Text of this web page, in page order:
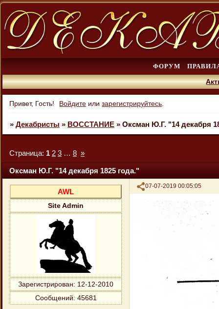
ФОРУМ
Привет, Гость! Войдите илизарегистрируйтесь
» Декабристы » ВОССТАНИЕ » Оксман Ю.Г. "14 декабря
Оксман Ю.Г. "14 декабря 1825 года."
Страница: 1 2 3 … 8 »
Поделиться
07-07-2019 00:05:05
AWL
Site Admin
Зарегистрирован: 12-12-2010
Сообщений: 45681